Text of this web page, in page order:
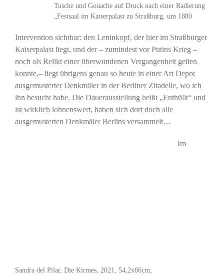
Tusche und Gouache auf Druck nach einer Radierung
„Festsaal im Kaiserpalast zu Straßburg, um 1880
Intervention sichtbar: den Leninkopf, der hier im Straßburger
Kaiserpalast liegt, und der – zumindest vor Putins Krieg –
noch als Relikt einer überwundenen Vergangenheit gelten
konnte,– liegt übrigens genau so heute in einer Art Depot
ausgemusterter Denkmäler in der Berliner Zitadelle, wo ich
ihn besucht habe. Die Dauerausstellung heißt „Enthüllt“ und
ist wirklich lohnenswert, haben sich dort doch alle
ausgemusterten Denkmäler Berlins versammelt…
Sandra del Pilar, Die Kirmes, 2021, 54,2x66cm,
Im